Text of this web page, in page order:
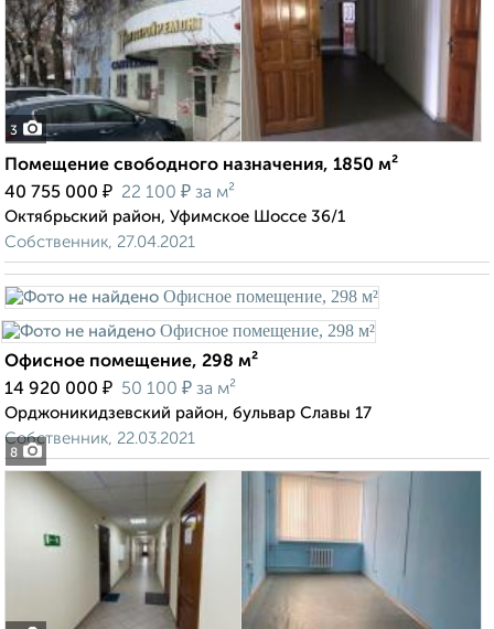
3
Помещение свободного назначения, 1850 м²
40 755 000 ₽ 22 100 ₽ за м²
Октябрьский район, Уфимское Шоссе 36/1
Собственник, 27.04.2021
8
Офисное помещение, 298 м²
14 920 000 ₽ 50 100 ₽ за м²
Орджоникидзевский район, бульвар Славы 17
Собственник, 22.03.2021